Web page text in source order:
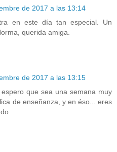
de 2017 a las 13:14
en este día tan especial. Un
querida amiga.
de 2017 a las 13:15
que sea una semana muy
de enseñanza, y en éso... eres